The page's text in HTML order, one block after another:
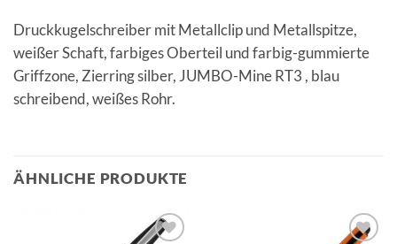
Druckkugelschreiber mit Metallclip und Metallspitze,
weißer Schaft, farbiges Oberteil und farbig-gummierte
Griffzone, Zierring silber, JUMBO-Mine RT3 , blau
schreibend, weißes Rohr.
ÄHNLICHE PRODUKTE